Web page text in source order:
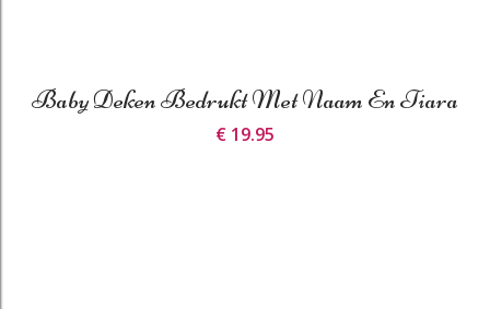
Baby Deken Bedrukt Met Naam En Tiara
€ 19.95